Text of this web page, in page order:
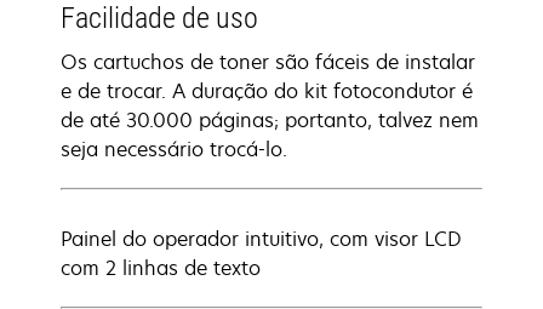
Facilidade de uso
Os cartuchos de toner são fáceis de instalar
e de trocar. A duração do kit fotocondutor é
de até 30.000 páginas; portanto, talvez nem
seja necessário trocá-lo.
Painel do operador intuitivo, com visor LCD
com 2 linhas de texto